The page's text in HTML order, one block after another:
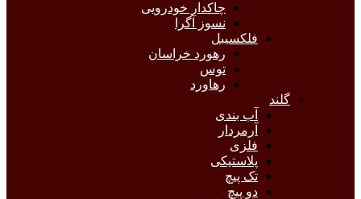
چاکدار خودرویی
نسوز آگرا
فلکسیبل
رهورد خراسان
توس
رهاورد
گلند
آب بندی
آرمردار
فلزی
پلاستیکی
تک پیچ
دو پیچ